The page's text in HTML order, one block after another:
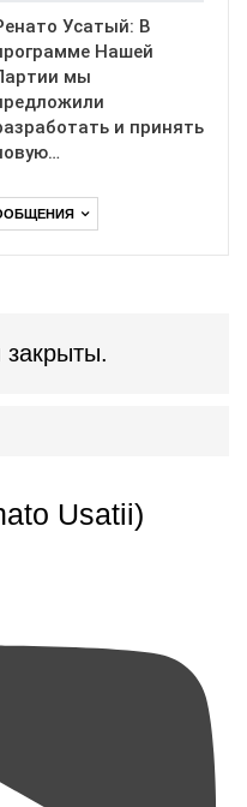
Усатый: В
Нашей
мы
и принять
Usatii)